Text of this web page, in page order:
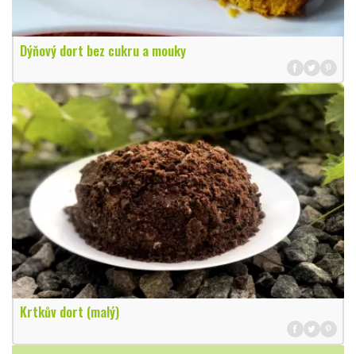
Dýňový dort bez cukru a mouky
Krtkův dort (malý)